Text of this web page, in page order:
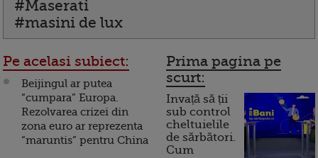
#Maserati
#masini de lux
Pe acelasi subiect:
Beijingul ar putea
“cumpara” Europa.
Rezolvarea crizei din
zona euro ar reprezenta
“maruntis” pentru China
Prima pagina pe
scurt:
Invață să ții
sub control
cheltuielile
de sărbători.
Cum